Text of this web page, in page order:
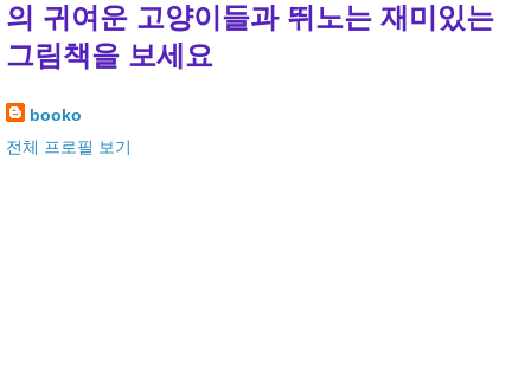
의 귀여운 고양이들과 뛰노는 재미있는
그림책을 보세요
booko
전체 프로필 보기